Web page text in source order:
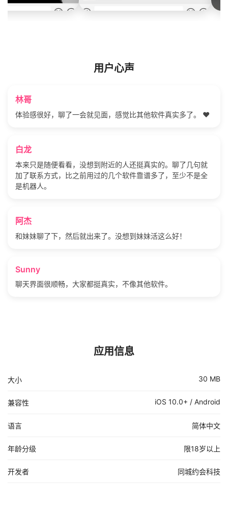
用户心声
林哥
体验感很好，聊了一会就见面，感觉比其他软件真实多了。 ❤️
白龙
本来只是随便看看，没想到附近的人还挺真实的。聊了几句就
加了联系方式，比之前用过的几个软件靠谱多了，至少不是全
是机器人。
阿杰
和妹妹聊了下，然后就出来了。没想到妹妹活这么好！
Sunny
聊天界面很顺畅，大家都挺真实，不像其他软件。
应用信息
大小 30 MB
兼容性 iOS 10.0+ / Android
语言 简体中文
年龄分级 限18岁以上
开发者 同城约会科技